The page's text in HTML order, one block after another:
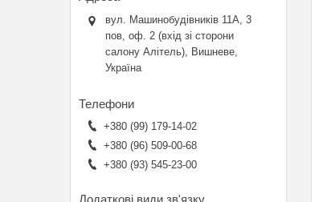
вул. Машинобудівників 11А, 3
пов, оф. 2 (вхід зі сторони
салону Алітель), Вишневе,
Україна
+380 (99) 179-14-02
+380 (96) 509-00-68
+380 (93) 545-23-00